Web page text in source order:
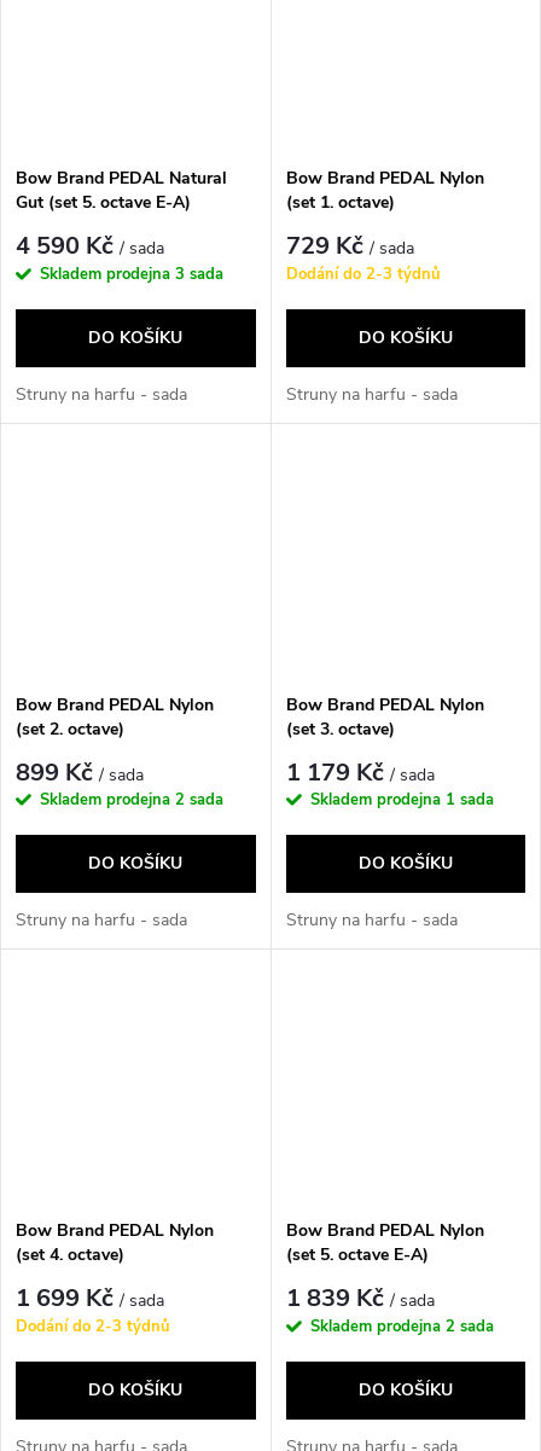
Bow Brand PEDAL Natural
Gut (set 5. octave E-A)
4 590 Kč/ sada
Skladem prodejna 3 sada
DO KOŠÍKU
Struny na harfu - sada
Bow Brand PEDAL Nylon
(set 1. octave)
729 Kč/ sada
Dodání do 2-3 týdnů
DO KOŠÍKU
Struny na harfu - sada
Bow Brand PEDAL Nylon
(set 2. octave)
899 Kč/ sada
Skladem prodejna 2 sada
DO KOŠÍKU
Struny na harfu - sada
Bow Brand PEDAL Nylon
(set 3. octave)
1 179 Kč/ sada
Skladem prodejna 1 sada
DO KOŠÍKU
Struny na harfu - sada
Bow Brand PEDAL Nylon
(set 4. octave)
1 699 Kč/ sada
Dodání do 2-3 týdnů
DO KOŠÍKU
Bow Brand PEDAL Nylon
(set 5. octave E-A)
1 839 Kč/ sada
Skladem prodejna 2 sada
DO KOŠÍKU